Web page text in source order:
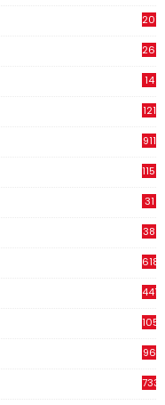
2019
269
14
121
911
1150
31
38
618
441
1057
96
7332